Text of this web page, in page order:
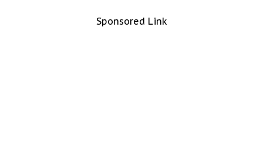
Sponsored Link